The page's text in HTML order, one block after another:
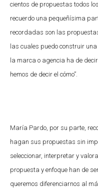
cientos de propuestas todos
recuerdo una pequeñísima
recordadas son las
las cuales puedo construir
la marca o agencia ha de
hemos de decir el cómo”.
María Pardo, por su parte,
hagan sus propuestas sin
seleccionar, interpretar y
propuesta y enfoque han de
queremos diferenciarnos al